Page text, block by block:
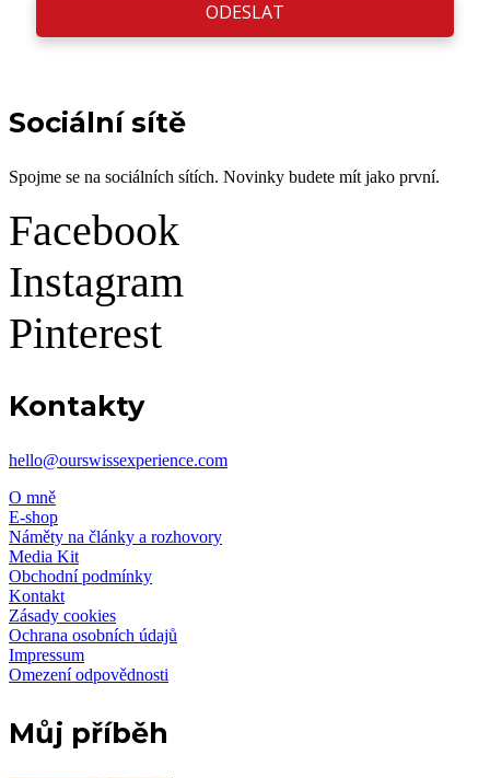
ODESLAT
Sociální sítě
Spojme se na sociálních sítích. Novinky budete mít jako první.
Facebook
Instagram
Pinterest
Kontakty
hello@ourswissexperience.com
O mně
E-shop
Náměty na články a rozhovory
Media Kit
Obchodní podmínky
Kontakt
Zásady cookies
Ochrana osobních údajů
Impressum
Omezení odpovědnosti
Můj příběh